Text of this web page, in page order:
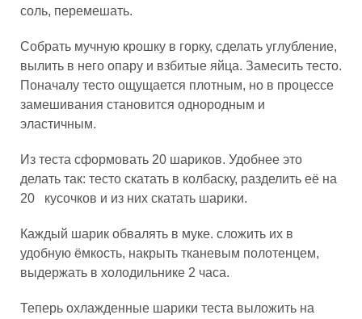
соль, перемешать.
Собрать мучную крошку в горку, сделать углубление,
вылить в него опару и взбитые яйца. Замесить тесто.
Поначалу тесто ощущается плотным, но в процессе
замешивания становится однородным и
эластичным.
Из теста сформовать 20 шариков. Удобнее это
делать так: тесто скатать в колбаску, разделить её на
20 кусочков и из них скатать шарики.
Каждый шарик обвалять в муке. сложить их в
удобную ёмкость, накрыть тканевым полотенцем,
выдержать в холодильнике 2 часа.
Теперь охлажденные шарики теста выложить на